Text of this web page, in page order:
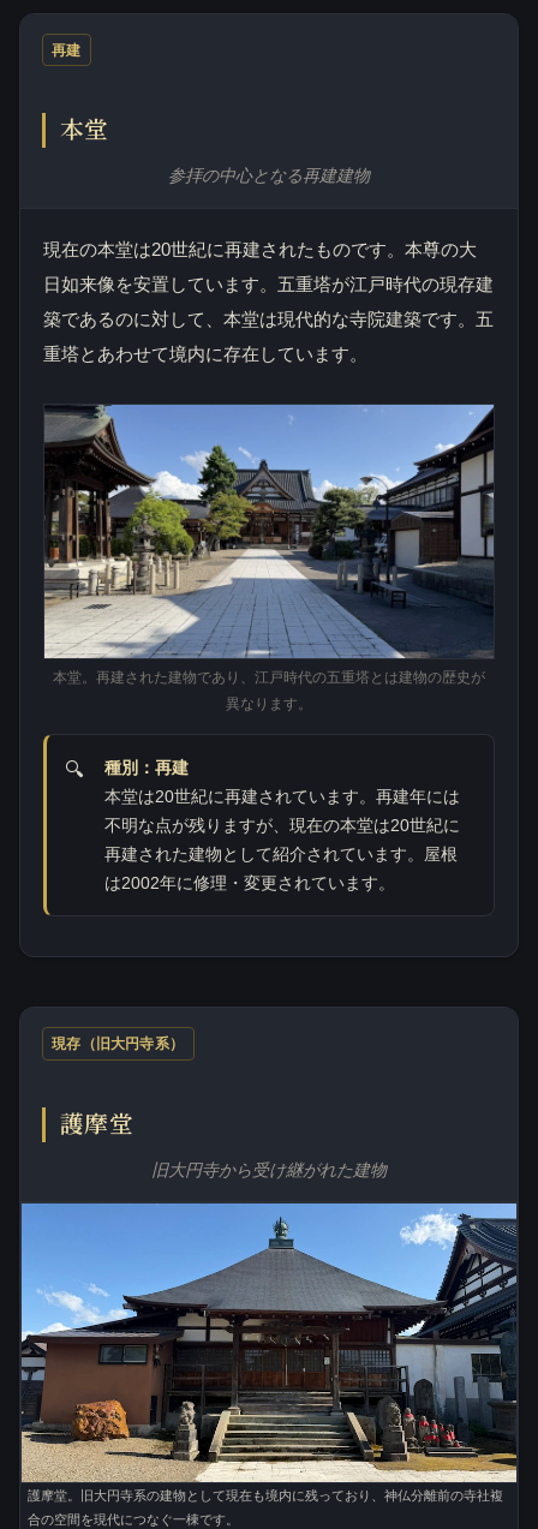
再建
本堂
参拝の中心となる再建建物
現在の本堂は20世紀に再建されたものです。本尊の大
日如来像を安置しています。五重塔が江戸時代の現存建
築であるのに対して、本堂は現代的な寺院建築です。五
重塔とあわせて境内に存在しています。
本堂。再建された建物であり、江戸時代の五重塔とは建物の歴史が
異なります。
種別：再建
本堂は20世紀に再建されています。再建年には
不明な点が残りますが、現在の本堂は20世紀に
再建された建物として紹介されています。屋根
は2002年に修理・変更されています。
現存（旧大円寺系）
護摩堂
旧大円寺から受け継がれた建物
護摩堂。旧大円寺系の建物として現在も境内に残っており、神仏分離前の寺社複
合の空間を現代につなぐ一棟です。